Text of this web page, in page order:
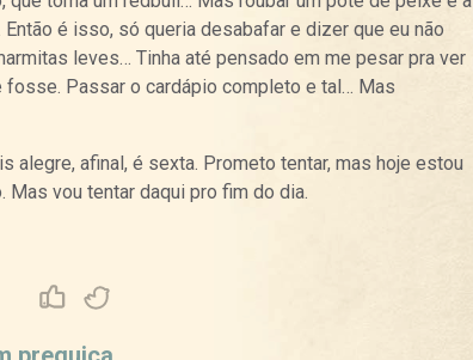
é isso, só queria desabafar e dizer que eu não
leves… Tinha até pensado em me pesar pra ver
Passar o cardápio completo e tal… Mas
alegre, afinal, é sexta. Prometo tentar, mas hoje estou
vou tentar daqui pro fim do dia.
Curtir